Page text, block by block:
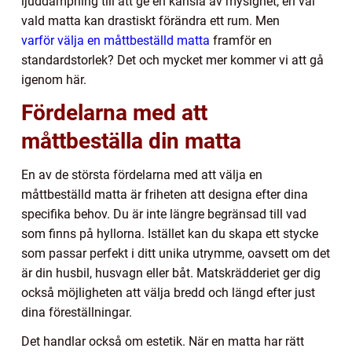
vald matta kan drastiskt förändra ett rum. Men
varför välja en måttbeställd matta framför en
standardstorlek? Det och mycket mer kommer vi att gå
igenom här.
Fördelarna med att
måttbeställa din matta
En av de största fördelarna med att välja en
måttbeställd matta är friheten att designa efter dina
specifika behov. Du är inte längre begränsad till vad
som finns på hyllorna. Istället kan du skapa ett stycke
som passar perfekt i ditt unika utrymme, oavsett om det
är din husbil, husvagn eller båt. Matskrädderiet ger dig
också möjligheten att välja bredd och längd efter just
dina föreställningar.
Det handlar också om estetik. När en matta har rätt